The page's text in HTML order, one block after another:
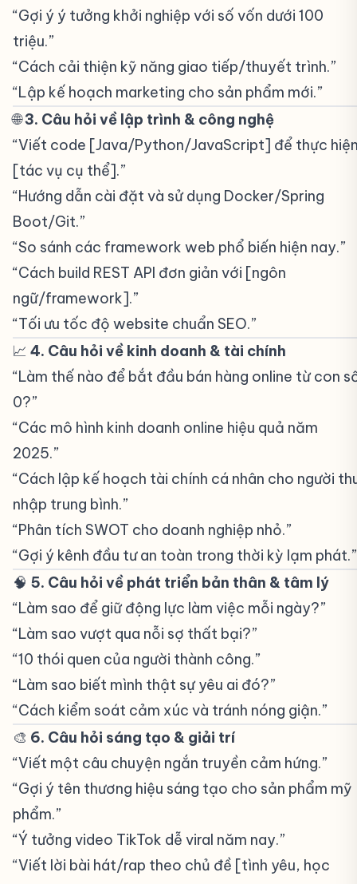
“Gợi ý ý tưởng khởi nghiệp với số vốn dưới 100
triệu.”
“Cách cải thiện kỹ năng giao tiếp/thuyết trình.”
“Lập kế hoạch marketing cho sản phẩm mới.”
🌐3. Câu hỏi về lập trình & công nghệ
“Viết code [Java/Python/JavaScript] để thực
[tác vụ cụ thể].”
“Hướng dẫn cài đặt và sử dụng Docker/Spring
Boot/Git.”
“So sánh các framework web phổ biến hiện nay.”
“Cách build REST API đơn giản với [ngôn
ngữ/framework].”
“Tối ưu tốc độ website chuẩn SEO.”
📈 4. Câu hỏi về kinh doanh & tài chính
“Làm thế nào để bắt đầu bán hàng online từ con
0?”
“Các mô hình kinh doanh online hiệu quả năm
2025.”
“Cách lập kế hoạch tài chính cá nhân cho người
nhập trung bình.”
“Phân tích SWOT cho doanh nghiệp nhỏ.”
“Gợi ý kênh đầu tư an toàn trong thời kỳ lạm phát.”
🧠 5. Câu hỏi về phát triển bản thân & tâm lý
“Làm sao để giữ động lực làm việc mỗi ngày?”
“Làm sao vượt qua nỗi sợ thất bại?”
“10 thói quen của người thành công.”
“Làm sao biết mình thật sự yêu ai đó?”
“Cách kiểm soát cảm xúc và tránh nóng giận.”
🎨 6. Câu hỏi sáng tạo & giải trí
“Viết một câu chuyện ngắn truyền cảm hứng.”
“Gợi ý tên thương hiệu sáng tạo cho sản phẩm mỹ
phẩm.”
“Ý tưởng video TikTok dễ viral năm nay.”
“Viết lời bài hát/rap theo chủ đề [tình yêu, học